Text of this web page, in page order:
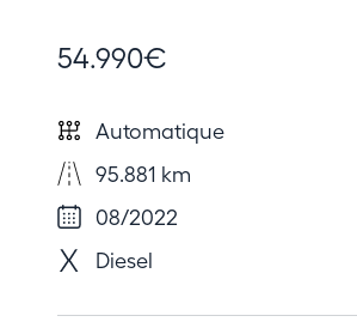
54.990€
Automatique
95.881 km
08/2022
Diesel